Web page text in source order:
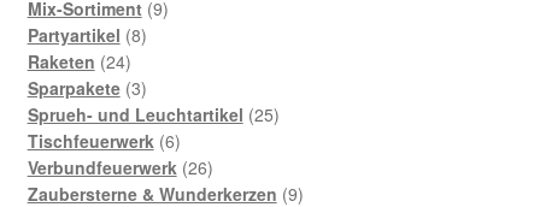
Mix-Sortiment 99
Partyartikel 88
Raketen 2424
Produkte
Sparpakete 33
Produkte
Sprueh- und Leuchtartikel 2525
Tischfeuerwerk 66
Produkte
Verbundfeuerwerk 2626
Produkte
Zaubersterne & Wunderkerzen 99